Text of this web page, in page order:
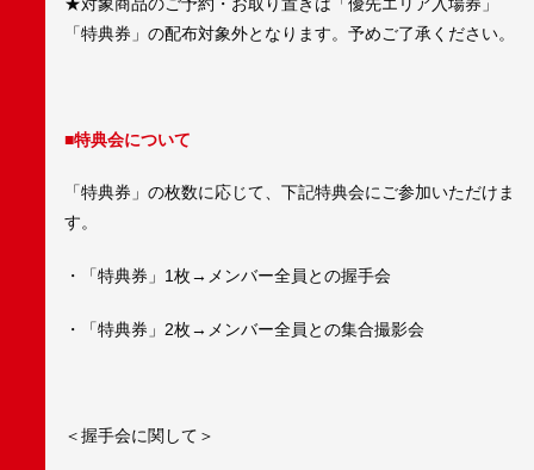
「特典券」の配布対象外となります。予めご了承ください。
■特典会について
「特典券」の枚数に応じて、下記特典会にご参加いただけま
す。
・「特典券」1枚→メンバー全員との握手会
・「特典券」2枚→メンバー全員との集合撮影会
＜握手会に関して＞